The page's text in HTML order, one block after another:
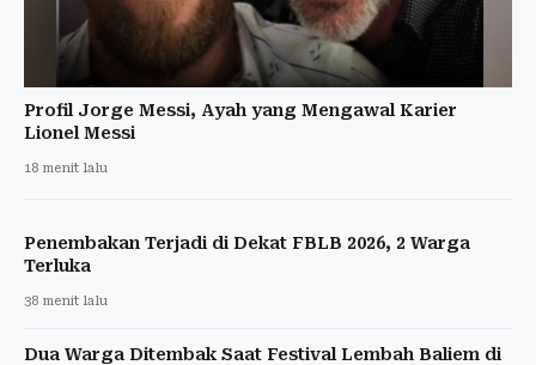
Profil Jorge Messi, Ayah yang Mengawal Karier
Lionel Messi
18 menit lalu
Penembakan Terjadi di Dekat FBLB 2026, 2 Warga
Terluka
38 menit lalu
Dua Warga Ditembak Saat Festival Lembah Baliem di